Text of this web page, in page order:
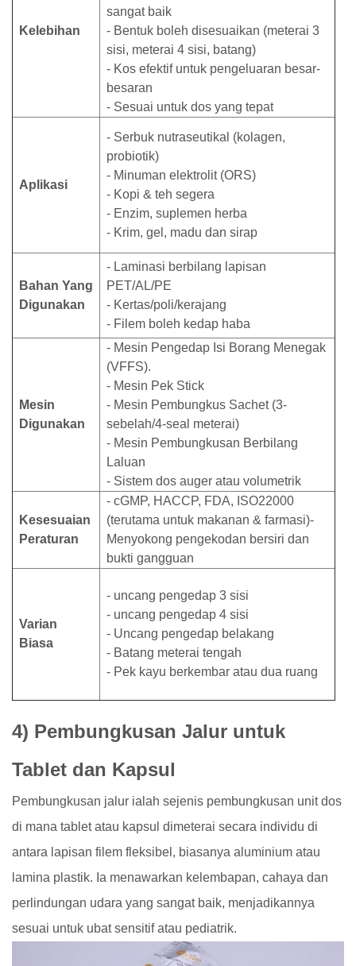
Kelebihan
sangat baik
- Bentuk boleh disesuaikan (meterai 3
sisi, meterai 4 sisi, batang)
- Kos efektif untuk pengeluaran besar-
besaran
- Sesuai untuk dos yang tepat
Aplikasi
- Serbuk nutraseutikal (kolagen,
probiotik)
- Minuman elektrolit (ORS)
- Kopi & teh segera
- Enzim, suplemen herba
- Krim, gel, madu dan sirap
Bahan Yang
Digunakan
- Laminasi berbilang lapisan
PET/AL/PE
- Kertas/poli/kerajang
- Filem boleh kedap haba
Mesin
Digunakan
- Mesin Pengedap Isi Borang Menegak
(VFFS).
- Mesin Pek Stick
- Mesin Pembungkus Sachet (3-
sebelah/4-seal meterai)
- Mesin Pembungkusan Berbilang
Laluan
- Sistem dos auger atau volumetrik
Kesesuaian
Peraturan
- cGMP, HACCP, FDA, ISO22000
(terutama untuk makanan & farmasi)-
Menyokong pengekodan bersiri dan
bukti gangguan
Varian
Biasa
- uncang pengedap 3 sisi
- uncang pengedap 4 sisi
- Uncang pengedap belakang
- Batang meterai tengah
- Pek kayu berkembar atau dua ruang
4) Pembungkusan Jalur untuk
Tablet dan Kapsul
Pembungkusan jalur ialah sejenis pembungkusan unit dos
di mana tablet atau kapsul dimeterai secara individu di
antara lapisan filem fleksibel, biasanya aluminium atau
lamina plastik. Ia menawarkan kelembapan, cahaya dan
perlindungan udara yang sangat baik, menjadikannya
sesuai untuk ubat sensitif atau pediatrik.